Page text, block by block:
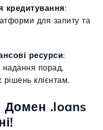
:
для запиту та
ресурси:
порад,
рішень клієнтам.
.loans